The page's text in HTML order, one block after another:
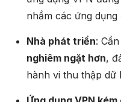
nhầm các ứng dụng
Nhà phát triển: Cần
nghiêm ngặt hơn,
hành vi thu thập dữ